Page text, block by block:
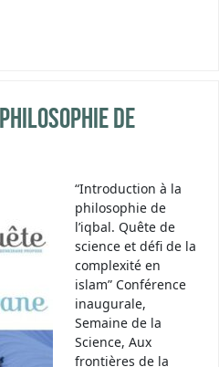
de
“Introduction à la
philosophie de
l’iqbal. Quête de
science et défi de la
complexité en
islam” Conférence
inaugurale,
Semaine de la
Science, Aux
frontières de la